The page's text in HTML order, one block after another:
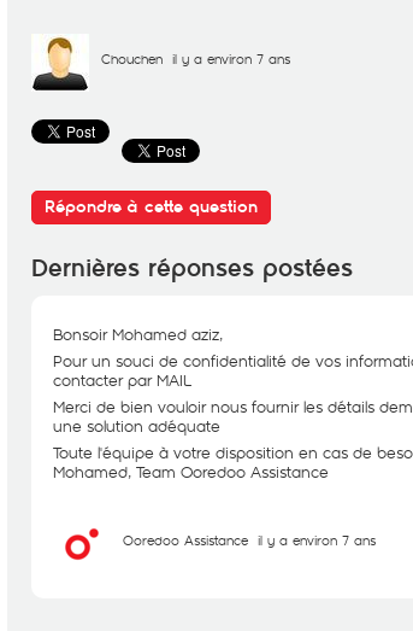
Chouchen il y a environ 7 ans
Répondre à cette question
Dernières réponses postées
Bonsoir Mohamed aziz,
Pour un souci de confidentialité de vos
contacter par MAIL
Merci de bien vouloir nous fournir les détails
une solution adéquate
Toute l'équipe à votre disposition en cas de
Mohamed, Team Ooredoo Assistance
Ooredoo Assistance il y a environ 7 ans